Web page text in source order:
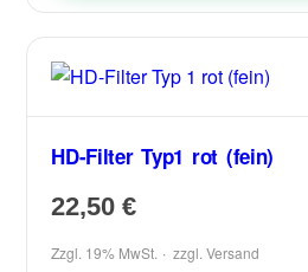
HD-Filter Typ1 rot (fein)
22,50€
Zzgl. 19% MwSt. zzgl.Versand